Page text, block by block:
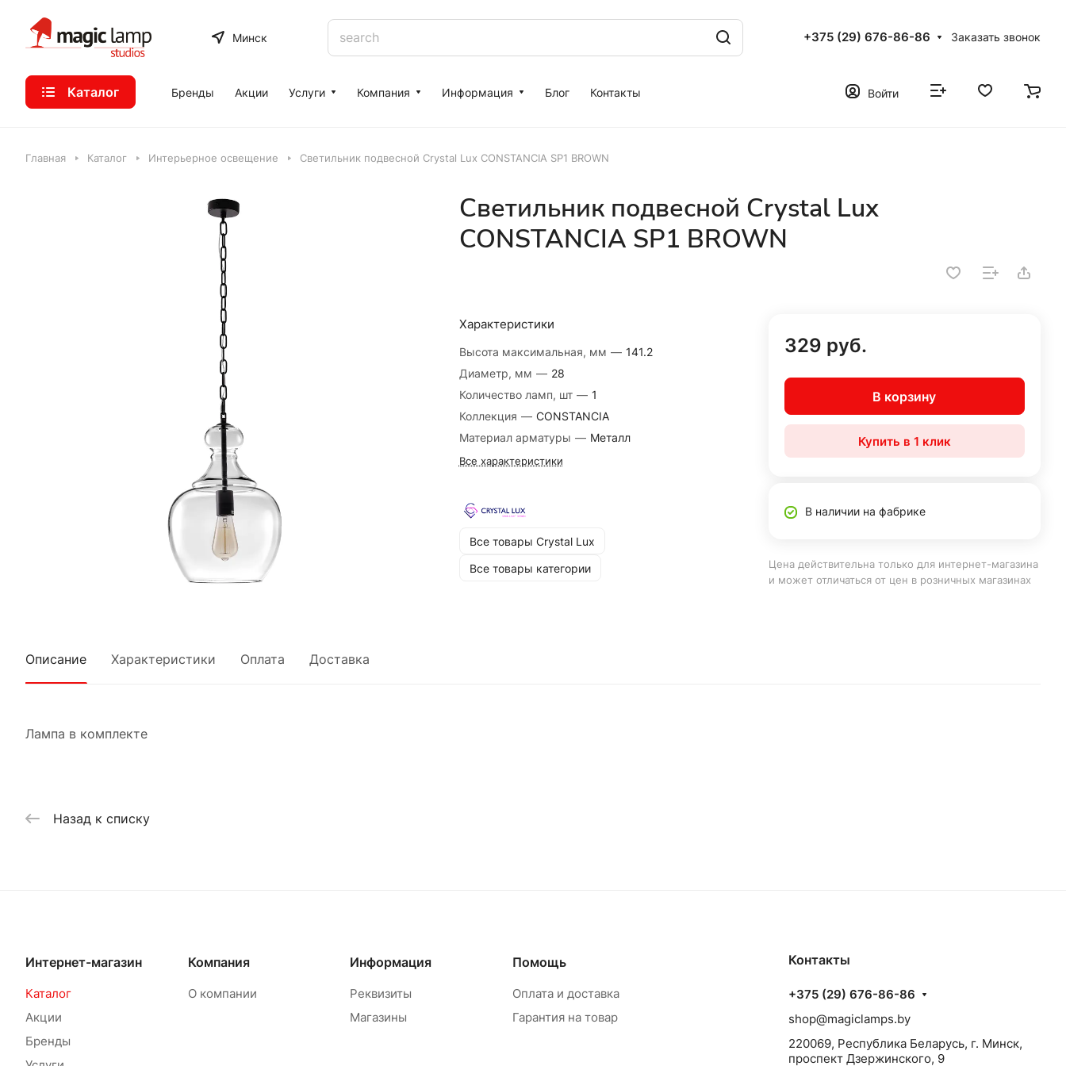
Минск +375 (29) 676-86-86 Заказать звонок
Каталог Бренды Акции Услуги Компания Информация Блог Контакты Войти
Главная Каталог Интерьерное освещение Светильник подвесной Crystal Lux CONSTANCIA SP1 BROWN
Светильник подвесной Crystal Lux
CONSTANCIA SP1 BROWN
Характеристики
Высота максимальная, мм — 141.2
Диаметр, мм — 28
Количество ламп, шт — 1
Коллекция — CONSTANCIA
Материал арматуры — Металл
Все характеристики
Все товары Crystal Lux
Все товары категории
329 руб.
В корзину
Купить в 1 клик
В наличии на фабрике
Цена действительна только для интернет-магазина
и может отличаться от цен в розничных магазинах
Описание Характеристики Оплата Доставка
Лампа в комплекте
Назад к списку
Интернет-магазин
Каталог
Акции
Бренды
Компания
О компании
Информация
Реквизиты
Магазины
Помощь
Оплата и доставка
Гарантия на товар
Контакты
+375 (29) 676-86-86
shop@magiclamps.by
220069, Республика Беларусь, г. Минск,
проспект Дзержинского, 9